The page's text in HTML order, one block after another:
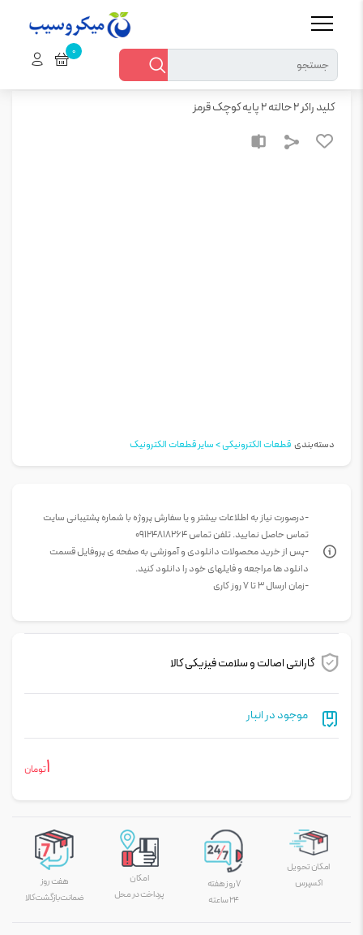
قطعات الکترونیکی > سایر قطعات الکترونیک
کليد راکر 2 حالته 2 پایه کوچک قرمز
دسته‌بندی قطعات الکترونیکی > سایر قطعات الکترونیک
-درصورت نیاز به اطلاعات بیشتر و یا سفارش پروژه با شماره پشتیبانی سایت
تماس حاصل نمایید. تلفن تماس 09124818264
-پس از خرید محصولات دانلودی و آموزشی به صفحه ی پروفایل قسمت
دانلود ها مراجعه و فایلهای خود را دانلود کنید.
-زمان ارسال 3 تا 7 روز کاری
گارانتی اصالت و سلامت فیزیکی کالا
موجود در انبار
1تومان
امکان تحویل
اکسپرس
۷ روز هفته
۲۴ ساعته
امکان
پرداخت در محل
هفت روز
ضمانت بازگشت کالا